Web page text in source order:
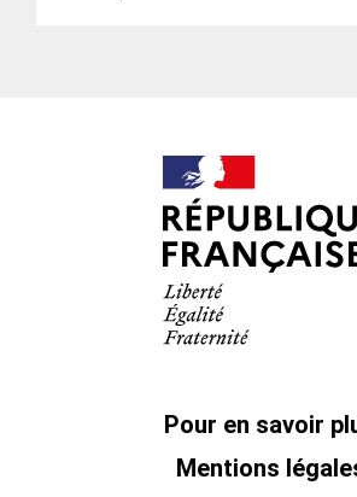
Pour en savoir
Mentions